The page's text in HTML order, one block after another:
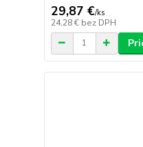
29,87 €/ks
24,28 € bez DPH